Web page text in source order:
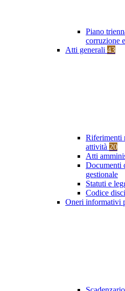
Piano
corruzione
Atti generali 43
Riferimenti
attività 20
Atti
Documenti
gestionale
Statuti e
Codice
Oneri informativi